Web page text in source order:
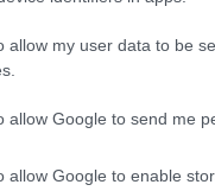
allow my user data to be
allow Google to send me
allow Google to enable
sinistra
al